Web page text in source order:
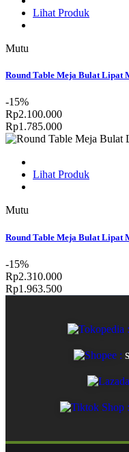
Lihat Produk
Mutu
Round Table Meja Bulat Lipat
-15%
Rp2.100.000
Rp1.785.000
Lihat Produk
Mutu
Round Table Meja Bulat Lipat
-15%
Rp2.310.000
Rp1.963.500